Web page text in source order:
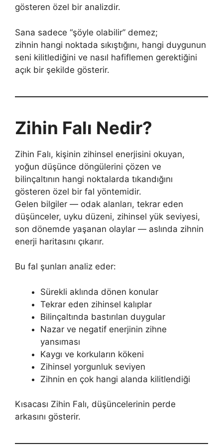
gösteren özel bir analizdir.
Sana sadece “şöyle olabilir” demez;
zihnin hangi noktada sıkıştığını, hangi duygunun
seni kilitlediğini ve nasıl hafiflemen gerektiğini
açık bir şekilde gösterir.
Zihin Falı Nedir?
Zihin Falı, kişinin zihinsel enerjisini okuyan,
yoğun düşünce döngülerini çözen ve
bilinçaltının hangi noktalarda tıkandığını
gösteren özel bir fal yöntemidir.
Gelen bilgiler — odak alanları, tekrar eden
düşünceler, uyku düzeni, zihinsel yük seviyesi,
son dönemde yaşanan olaylar — aslında zihnin
enerji haritasını çıkarır.
Bu fal şunları analiz eder:
Sürekli aklında dönen konular
Tekrar eden zihinsel kalıplar
Bilinçaltında bastırılan duygular
Nazar ve negatif enerjinin zihne
yansıması
Kaygı ve korkuların kökeni
Zihinsel yorgunluk seviyen
Zihnin en çok hangi alanda kilitlendiği
Kısacası Zihin Falı, düşüncelerinin perde
arkasını gösterir.